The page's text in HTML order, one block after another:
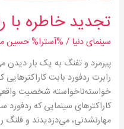
تجدید خاطره با
سینمای دنیا / %آسترا%حسین
پیرمرد و تفنگ به یک بار دیدن
رابرت ردفورد بابت کاراکترهایی
خواسته‌ناخواسته شخصیت واقعی
کاراکترهای سینمایی که ردفورد
مهارنشدنی، می‌دزدیدند و فلنگ